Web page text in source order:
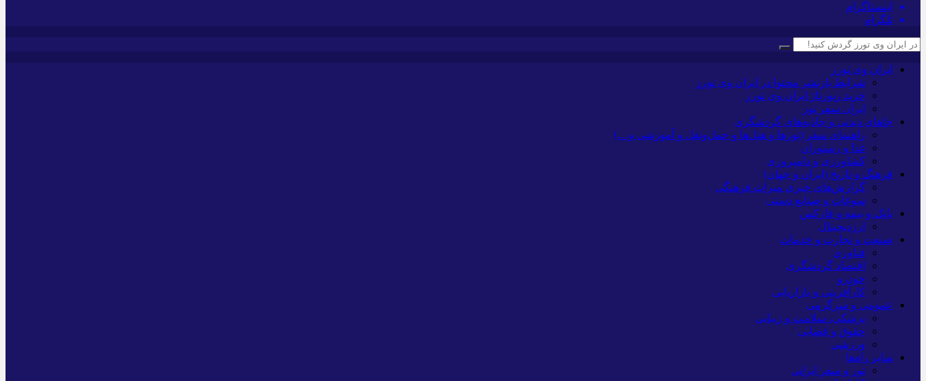
اینستاگرام
تلگرام
ایران وی تورز
شرایط بازنشر محتوا در ایران وی تورز
خرید رپورتاژ ایران وی تورز
ایران سفر تور
جاهای دیدنی و جاذبه‌های گردشگری
راهنمای سفر (تورها و هتل‌ها و حمل‌و‌نقل و آموزشی و…)
غذا و رستوران
کشاورزی و دامپروری
فرهنگ و تاریخ (ایران و جهان)
گزارش‌های خبری میراث فرهنگی
سوغات و صنایع دستی
بانک و بیمه و فارکس
ارزدیجیتال
صنعت و تجارت و خدمات
فناوری
اقتصاد گردشگری
خودرو
کارآفرینی و بازاریابی
عمومی و سرگرمی
پزشکی، سلامت و زیبایی
حقوق و قضایی
ورزشی
سایر راه‌ها
تور و سفر ایرانی